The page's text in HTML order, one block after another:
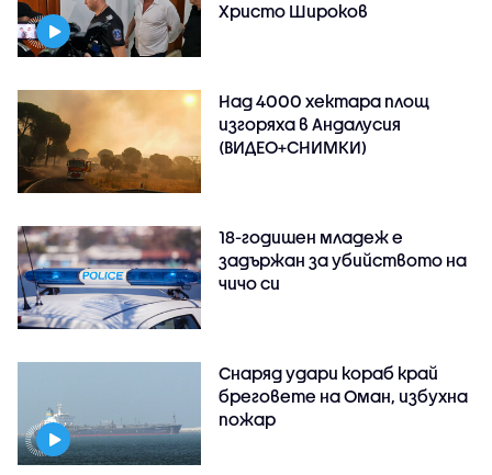
Христо Широков
Над 4000 хектара площ
изгоряха в Андалусия
(ВИДЕО+СНИМКИ)
18-годишен младеж е
задържан за убийството на
чичо си
Снаряд удари кораб край
бреговете на Оман, избухна
пожар